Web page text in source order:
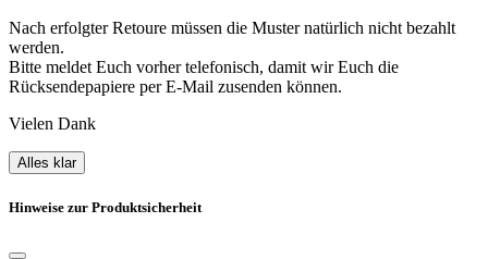
Nach erfolgter Retoure müssen die Muster natürlich nicht bezahlt
werden.
Bitte meldet Euch vorher telefonisch, damit wir Euch die
Rücksendepapiere per E-Mail zusenden können.
Vielen Dank
Alles klar
Hinweise zur Produktsicherheit